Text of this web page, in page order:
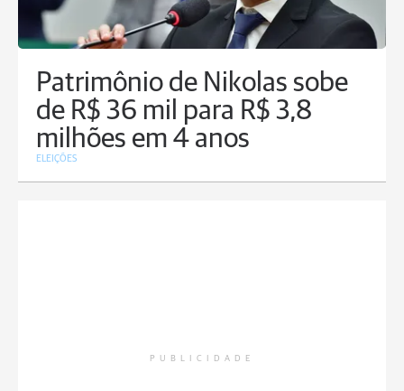
Patrimônio de Nikolas sobe
de R$ 36 mil para R$ 3,8
milhões em 4 anos
ELEIÇÕES
PUBLICIDADE